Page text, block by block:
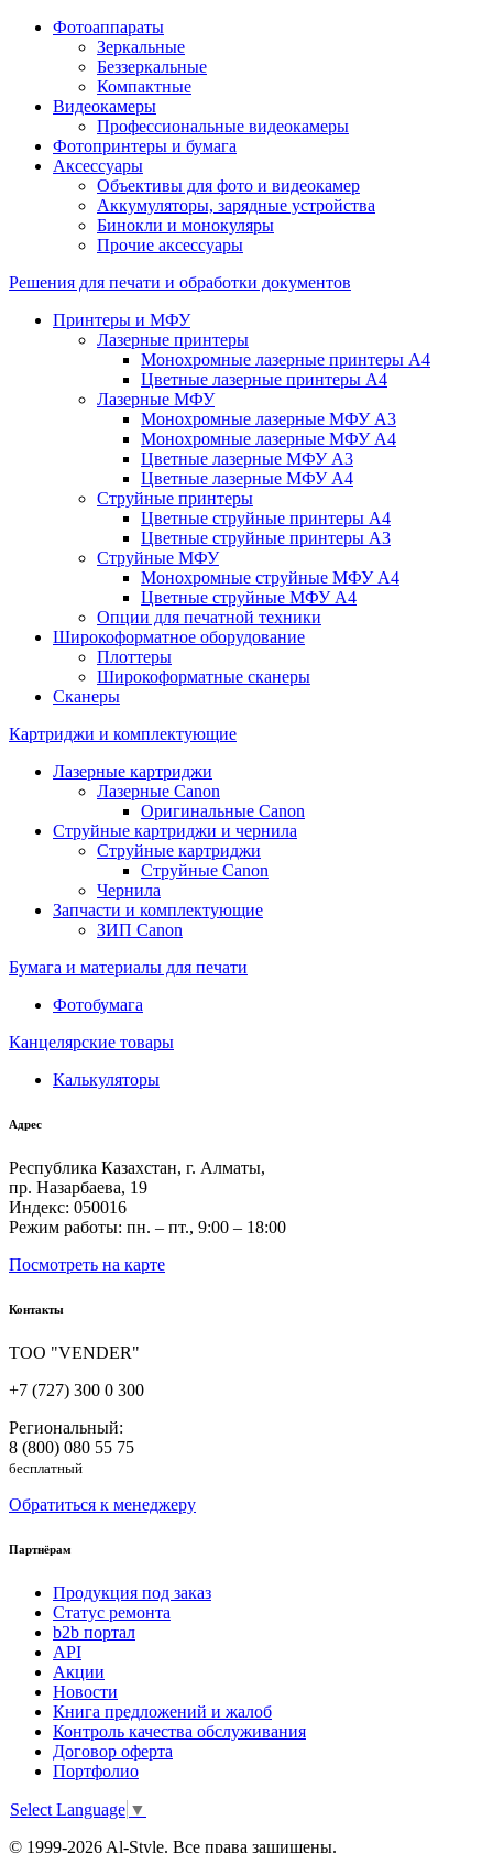
Фотоаппараты
Зеркальные
Беззеркальные
Компактные
Видеокамеры
Профессиональные видеокамеры
Фотопринтеры и бумага
Аксессуары
Объективы для фото и видеокамер
Аккумуляторы, зарядные устройства
Бинокли и монокуляры
Прочие аксессуары
Решения для печати и обработки документов
Принтеры и МФУ
Лазерные принтеры
Монохромные лазерные принтеры А4
Цветные лазерные принтеры А4
Лазерные МФУ
Монохромные лазерные МФУ А3
Монохромные лазерные МФУ А4
Цветные лазерные МФУ А3
Цветные лазерные МФУ А4
Струйные принтеры
Цветные струйные принтеры А4
Цветные струйные принтеры А3
Струйные МФУ
Монохромные струйные МФУ А4
Цветные струйные МФУ А4
Опции для печатной техники
Широкоформатное оборудование
Плоттеры
Широкоформатные сканеры
Сканеры
Картриджи и комплектующие
Лазерные картриджи
Лазерные Canon
Оригинальные Canon
Струйные картриджи и чернила
Струйные картриджи
Струйные Canon
Чернила
Запчасти и комплектующие
ЗИП Canon
Бумага и материалы для печати
Фотобумага
Канцелярские товары
Калькуляторы
Адрес
Республика Казахстан, г. Алматы,
пр. Назарбаева, 19
Индекс: 050016
Режим работы: пн. – пт., 9:00 – 18:00
Посмотреть на карте
Контакты
ТОО "VENDER"
+7 (727) 300 0 300
Региональный:
8 (800) 080 55 75
бесплатный
Обратиться к менеджеру
Партнёрам
Продукция под заказ
Статус ремонта
b2b портал
API
Акции
Новости
Книга предложений и жалоб
Контроль качества обслуживания
Договор оферта
Портфолио
Select Language ▼
© 1999-2026 Al-Style. Все права защищены.